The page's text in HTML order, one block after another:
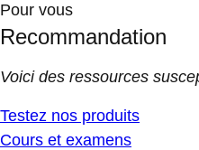
Pour vous
Recommandation
Voici des ressources
Testez nos produits
Cours et examens